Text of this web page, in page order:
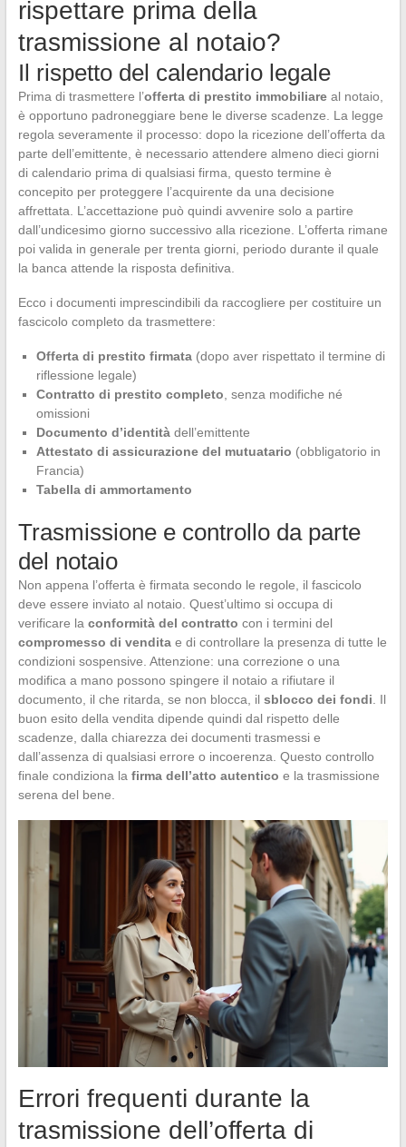
rispettare prima della
trasmissione al notaio?
Il rispetto del calendario legale
Prima di trasmettere l’offerta di prestito immobiliareal notaio,
è opportuno padroneggiare bene le diverse scadenze. La legge
regola severamente il processo: dopo la ricezione dell’offerta da
parte dell’emittente, è necessario attendere almeno dieci giorni
di calendario prima di qualsiasi firma, questo termine è
concepito per proteggere l’acquirente da una decisione
affrettata. L’accettazione può quindi avvenire solo a partire
dall’undicesimo giorno successivo alla ricezione. L’offerta rimane
poi valida in generale per trenta giorni, periodo durante il quale
la banca attende la risposta definitiva.
Ecco i documenti imprescindibili da raccogliere per costituire un
fascicolo completo da trasmettere:
Offerta di prestito firmata(dopo aver rispettato il termine di
riflessione legale)
Contratto di prestito completo , senza modifiche né
omissioni
Documento d’identitàdell’emittente
Attestato di assicurazione del mutuatario (obbligatorio in
Francia)
Tabella di ammortamento
Trasmissione e controllo da parte
del notaio
Non appena l’offerta è firmata secondo le regole, il fascicolo
deve essere inviato al notaio. Quest’ultimo si occupa di
verificare la conformità del contratto con i termini del
compromesso di venditae di controllare la presenza di tutte le
condizioni sospensive. Attenzione: una correzione o una
modifica a mano possono spingere il notaio a rifiutare il
documento, il che ritarda, se non blocca, il sblocco dei fondi . Il
buon esito della vendita dipende quindi dal rispetto delle
scadenze, dalla chiarezza dei documenti trasmessi e
dall’assenza di qualsiasi errore o incoerenza. Questo controllo
finale condiziona la firma dell’atto autentico e la trasmissione
serena del bene.
Errori frequenti durante la
trasmissione dell’offerta di